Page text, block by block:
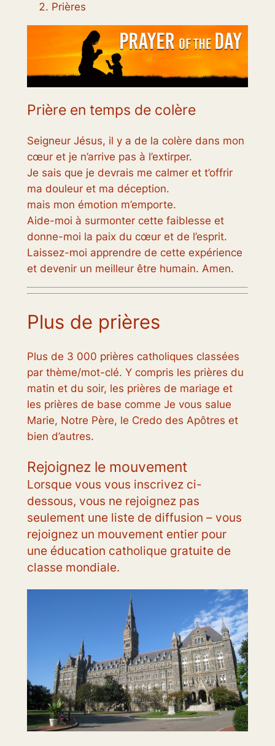
Prières
Prière en temps de colère
Seigneur Jésus, il y a de la colère dans mon
cœur et je n’arrive pas à l’extirper.
Je sais que je devrais me calmer et t’offrir
ma douleur et ma déception.
mais mon émotion m’emporte.
Aide-moi à surmonter cette faiblesse et
donne-moi la paix du cœur et de l’esprit.
Laissez-moi apprendre de cette expérience
et devenir un meilleur être humain. Amen.
Plus de prières
Plus de 3 000 prières catholiques classées
par thème/mot-clé. Y compris les prières du
matin et du soir, les prières de mariage et
les prières de base comme Je vous salue
Marie, Notre Père, le Credo des Apôtres et
bien d’autres.
Rejoignez le mouvement
Lorsque vous vous inscrivez ci-
dessous, vous ne rejoignez pas
seulement une liste de diffusion – vous
rejoignez un mouvement entier pour
une éducation catholique gratuite de
classe mondiale.